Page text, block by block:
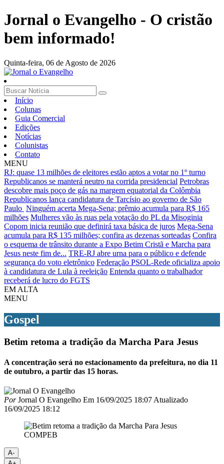
Jornal o Evangelho - O cristão
bem informado!
Quinta-feira, 06 de Agosto de 2026
Início
Colunas
Guia Comercial
Edições
Notícias
Colunistas
Contato
MENU
RJ: quase 13 milhões de eleitores estão aptos a votar no 1º turno
Republicanos se manterá neutro na corrida presidencial Petrobras
descobre mais poço de gás na margem equatorial da Colômbia
Republicanos lança candidatura de Tarcísio ao governo de São
Paulo Ninguém acerta Mega-Sena; prêmio acumula para R$ 165
milhões Mulheres vão às ruas pela votação do PL da Misoginia
Copom inicia reunião que definirá taxa básica de juros Mega-Sena
acumula para R$ 135 milhões; confira as dezenas sorteadas Confira
o esquema de trânsito durante a Expo Betim Cristã e Marcha para
Jesus neste fim de... TRE-RJ abre urna para o público e defende
segurança do voto eletrônico Federação PSOL-Rede oficializa apoio
à candidatura de Lula à reeleição Entenda quanto o trabalhador
receberá de lucro do FGTS
EM ALTA
MENU
Gospel
Betim retoma a tradição da Marcha Para Jesus
A concentração será no estacionamento da prefeitura, no dia 11
de outubro, a partir das 15 horas.
PorJornal O Evangelho Em 16/09/2025 18:07 Atualizado
16/09/2025 18:12
COMPEB
A-